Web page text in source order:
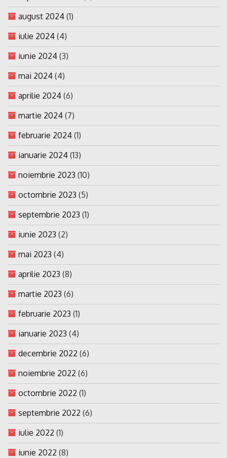
august 2024 (1)
iulie 2024 (4)
iunie 2024 (3)
mai 2024 (4)
aprilie 2024 (6)
martie 2024 (7)
februarie 2024 (1)
ianuarie 2024 (13)
noiembrie 2023 (10)
octombrie 2023 (5)
septembrie 2023 (1)
iunie 2023 (2)
mai 2023 (4)
aprilie 2023 (8)
martie 2023 (6)
februarie 2023 (1)
ianuarie 2023 (4)
decembrie 2022 (6)
noiembrie 2022 (6)
octombrie 2022 (1)
septembrie 2022 (6)
iulie 2022 (1)
iunie 2022 (8)